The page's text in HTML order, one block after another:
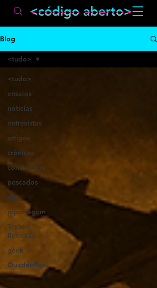
Blog
<tudo>
ensaios
notícias
entrevistas
artigos
crônicas
convidados
pescados
out
reportagem
Texto /
Reflexão
geek
Quadrinhos
<tudo>